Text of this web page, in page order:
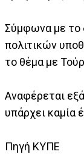
Σύμφωνα με το
πολιτικών
το θέμα με
Αναφέρεται
υπάρχει καμία
Πηγή ΚΥΠΕ